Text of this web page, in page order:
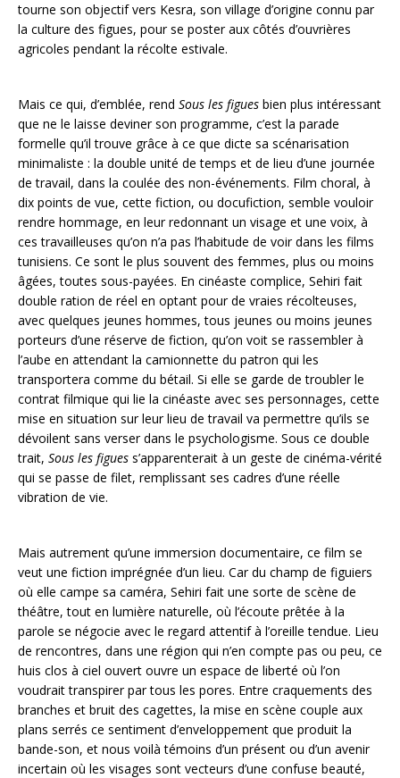
tourne son objectif vers Kesra, son village d’origine connu par
la culture des figues, pour se poster aux côtés d’ouvrières
agricoles pendant la récolte estivale.
Mais ce qui, d’emblée, rend Sous les figues bien plus intéressant
que ne le laisse deviner son programme, c’est la parade
formelle qu’il trouve grâce à ce que dicte sa scénarisation
minimaliste : la double unité de temps et de lieu d’une journée
de travail, dans la coulée des non-événements. Film choral, à
dix points de vue, cette fiction, ou docufiction, semble vouloir
rendre hommage, en leur redonnant un visage et une voix, à
ces travailleuses qu’on n’a pas l’habitude de voir dans les films
tunisiens. Ce sont le plus souvent des femmes, plus ou moins
âgées, toutes sous-payées. En cinéaste complice, Sehiri fait
double ration de réel en optant pour de vraies récolteuses,
avec quelques jeunes hommes, tous jeunes ou moins jeunes
porteurs d’une réserve de fiction, qu’on voit se rassembler à
l’aube en attendant la camionnette du patron qui les
transportera comme du bétail. Si elle se garde de troubler le
contrat filmique qui lie la cinéaste avec ses personnages, cette
mise en situation sur leur lieu de travail va permettre qu’ils se
dévoilent sans verser dans le psychologisme. Sous ce double
trait, Sous les figues s’apparenterait à un geste de cinéma-vérité
qui se passe de filet, remplissant ses cadres d’une réelle
vibration de vie.
Mais autrement qu’une immersion documentaire, ce film se
veut une fiction imprégnée d’un lieu. Car du champ de figuiers
où elle campe sa caméra, Sehiri fait une sorte de scène de
théâtre, tout en lumière naturelle, où l’écoute prêtée à la
parole se négocie avec le regard attentif à l’oreille tendue. Lieu
de rencontres, dans une région qui n’en compte pas ou peu, ce
huis clos à ciel ouvert ouvre un espace de liberté où l’on
voudrait transpirer par tous les pores. Entre craquements des
branches et bruit des cagettes, la mise en scène couple aux
plans serrés ce sentiment d’enveloppement que produit la
bande-son, et nous voilà témoins d’un présent ou d’un avenir
incertain où les visages sont vecteurs d’une confuse beauté,